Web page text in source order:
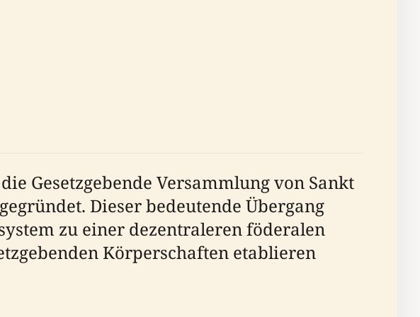
Gesetzgebende Versammlung von Sankt
Dieser bedeutende Übergang
zu einer dezentraleren föderalen
Körperschaften etablieren